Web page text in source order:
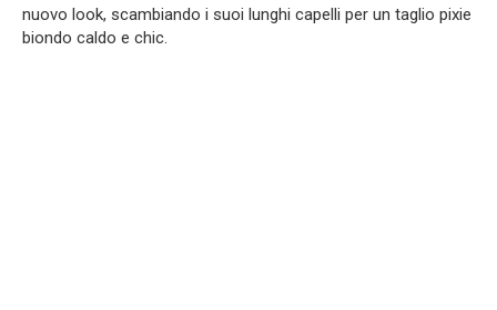
nuovo look, scambiando i suoi lunghi capelli per un taglio pixie
biondo caldo e chic.